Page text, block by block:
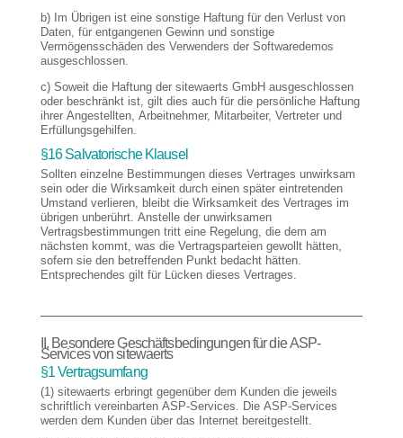
b) Im Übrigen ist eine sonstige Haftung für den Verlust von
Daten, für entgangenen Gewinn und sonstige
Vermögensschäden des Verwenders der Softwaredemos
ausgeschlossen.
c) Soweit die Haftung der sitewaerts GmbH ausgeschlossen
oder beschränkt ist, gilt dies auch für die persönliche Haftung
ihrer Angestellten, Arbeitnehmer, Mitarbeiter, Vertreter und
Erfüllungsgehilfen.
§16 Salvatorische Klausel
Sollten einzelne Bestimmungen dieses Vertrages unwirksam
sein oder die Wirksamkeit durch einen später eintretenden
Umstand verlieren, bleibt die Wirksamkeit des Vertrages im
übrigen unberührt. Anstelle der unwirksamen
Vertragsbestimmungen tritt eine Regelung, die dem am
nächsten kommt, was die Vertragsparteien gewollt hätten,
sofern sie den betreffenden Punkt bedacht hätten.
Entsprechendes gilt für Lücken dieses Vertrages.
II. Besondere Geschäftsbedingungen für die ASP-
Services von sitewaerts
§1 Vertragsumfang
(1) sitewaerts erbringt gegenüber dem Kunden die jeweils
schriftlich vereinbarten ASP-Services. Die ASP-Services
werden dem Kunden über das Internet bereitgestellt.